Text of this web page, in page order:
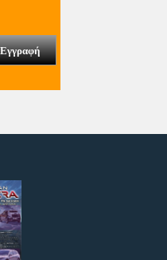
Εγγραφή